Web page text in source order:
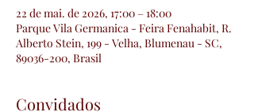
22 de mai. de 2026, 17:00 – 18:00
Parque Vila Germanica - Feira Fenahabit, R.
Alberto Stein, 199 - Velha, Blumenau - SC,
89036-200, Brasil
Convidados